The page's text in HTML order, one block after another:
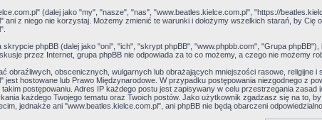
(dalej jako "my", "nasze", "nas", "www.beatles.kielce.com.pl", "https://
ani z niego nie korzystaj. Możemy zmienić te warunki i dołożymy wszelkich starań, by
skrypcie phpBB (dalej jako "oni", "ich", "skrypt phpBB", "www.phpbb.com", "Grupa
przez Internet, grupa phpBB nie odpowiada za to co możemy, a czego nie możemy
obraźliwych, obscenicznych, wulgarnych lub obrażających mniejszości rasowe, religijne i
jest hostowane lub Prawo Międzynarodowe. W przypadku postępowania niezgodnego z
postępowaniu. Adres IP każdego postu jest zapisywany w celu przestrzegania
każdego Twojego tematu oraz Twoich postów. Jako użytkownik zgadzasz się na to,
jednakże ani "www.beatles.kielce.com.pl", ani phpBB nie będą obarczeni